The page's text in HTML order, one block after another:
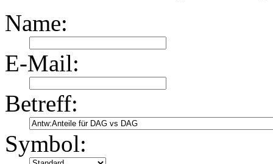
Name:
E-Mail:
Betreff:
Symbol: